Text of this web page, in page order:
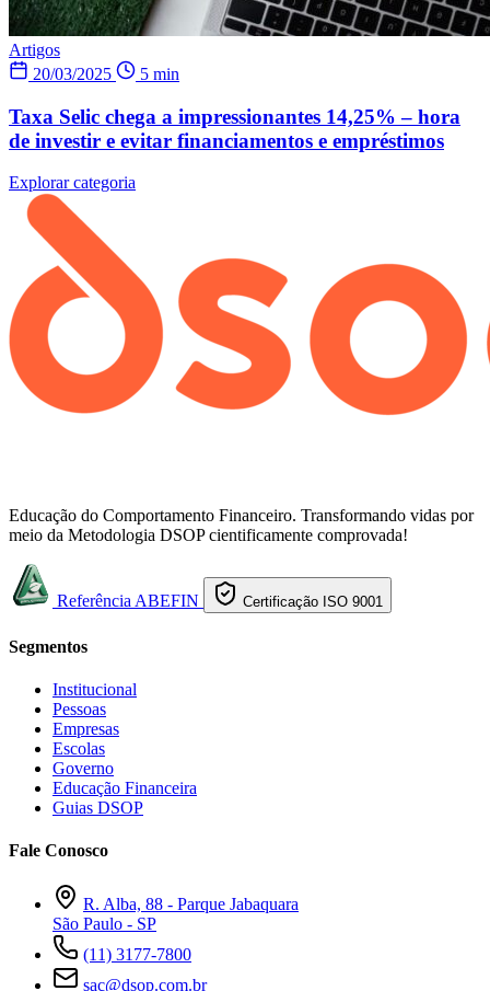
Artigos
20/03/2025
5 min
Taxa Selic chega a impressionantes 14,25% – hora
de investir e evitar financiamentos e empréstimos
Explorar categoria
Educação do Comportamento Financeiro. Transformando vidas por
meio da Metodologia DSOP cientificamente comprovada!
Referência ABEFIN Certificação ISO 9001
Segmentos
Institucional
Pessoas
Empresas
Escolas
Governo
Educação Financeira
Guias DSOP
Fale Conosco
R. Alba, 88 - Parque Jabaquara
São Paulo - SP
(11) 3177-7800
sac@dsop.com.br